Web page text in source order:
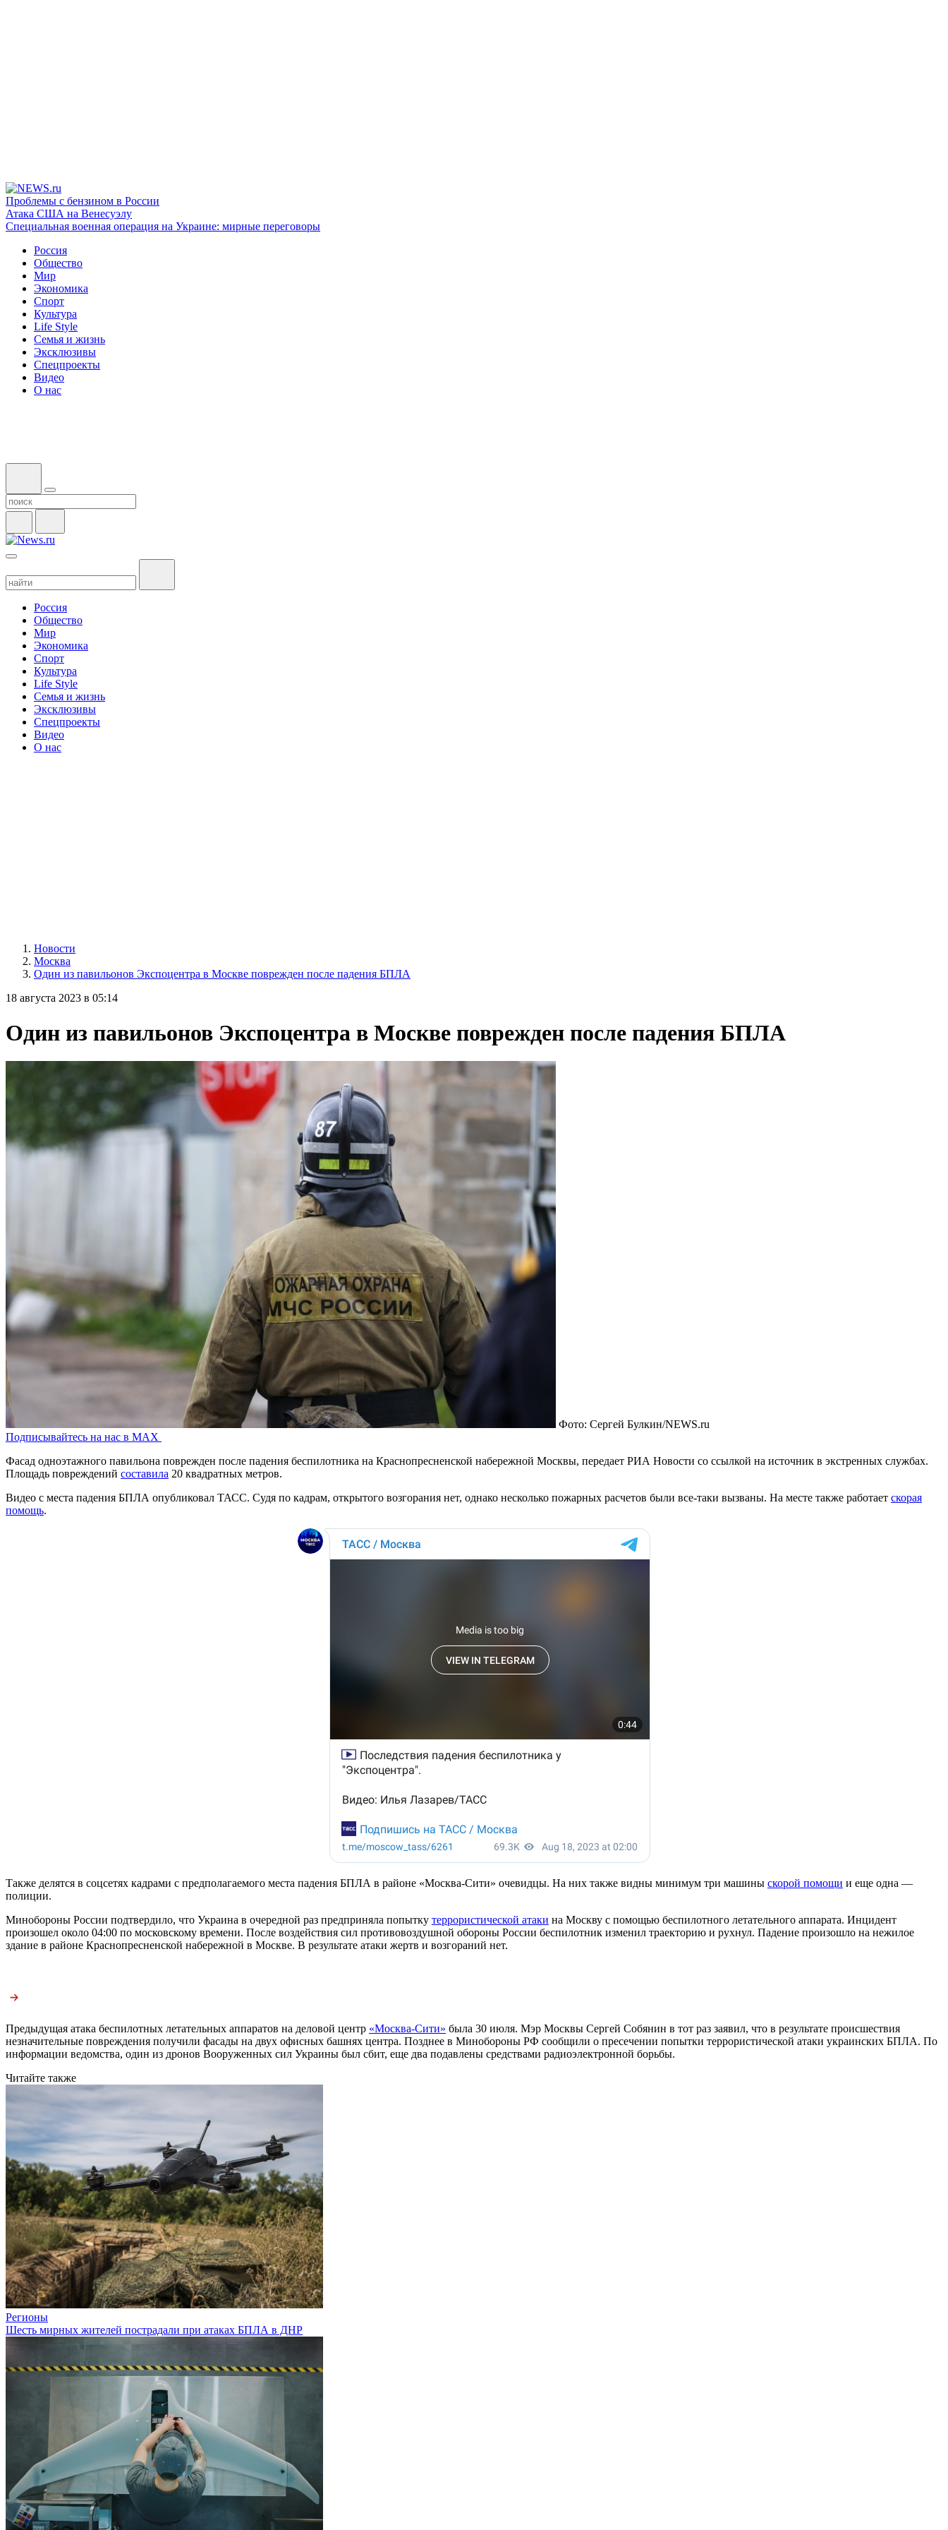
Проблемы с бензином в России
Атака США на Венесуэлу
Специальная военная операция на Украине: мирные переговоры
Россия
Общество
Мир
Экономика
Спорт
Культура
Life Style
Семья и жизнь
Эксклюзивы
Спецпроекты
Видео
О нас
Россия
Общество
Мир
Экономика
Спорт
Культура
Life Style
Семья и жизнь
Эксклюзивы
Спецпроекты
Видео
О нас
Новости
Москва
Один из павильонов Экспоцентра в Москве поврежден после падения БПЛА
18 августа 2023 в 05:14
Один из павильонов Экспоцентра в Москве поврежден после падения БПЛА
Фото: Сергей Булкин/NEWS.ru
Подписывайтесь на нас в MAX
Фасад одноэтажного павильона поврежден после падения беспилотника на Краснопресненской набережной Москвы, передает РИА Новости со ссылкой на источник в экстренных службах.
Площадь повреждений составила 20 квадратных метров.
Видео с места падения БПЛА опубликовал ТАСС. Судя по кадрам, открытого возгорания нет, однако несколько пожарных расчетов были все-таки вызваны. На месте также работает скорая
помощь.
Также делятся в соцсетях кадрами с предполагаемого места падения БПЛА в районе «Москва-Сити» очевидцы. На них также видны минимум три машины скорой помощи и еще одна —
полиции.
Минобороны России подтвердило, что Украина в очередной раз предприняла попытку террористической атаки на Москву с помощью беспилотного летательного аппарата. Инцидент
произошел около 04:00 по московскому времени. После воздействия сил противовоздушной обороны России беспилотник изменил траекторию и рухнул. Падение произошло на нежилое
здание в районе Краснопресненской набережной в Москве. В результате атаки жертв и возгораний нет.
Предыдущая атака беспилотных летательных аппаратов на деловой центр «Москва-Сити» была 30 июля. Мэр Москвы Сергей Собянин в тот раз заявил, что в результате происшествия
незначительные повреждения получили фасады на двух офисных башнях центра. Позднее в Минобороны РФ сообщили о пресечении попытки террористической атаки украинских БПЛА. По
информации ведомства, один из дронов Вооруженных сил Украины был сбит, еще два подавлены средствами радиоэлектронной борьбы.
Читайте также
Регионы
Шесть мирных жителей пострадали при атаках БПЛА в ДНР